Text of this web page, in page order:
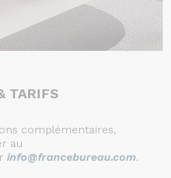
TARIFS
complémentaires,
au
info@francebureau.com.